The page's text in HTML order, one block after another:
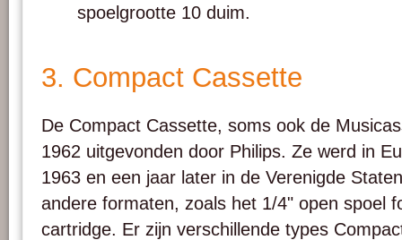
spoelgrootte 10 duim.
3. Compact Cassette
De Compact Cassette, soms ook de
1962 uitgevonden door Philips. Ze werd in
1963 en een jaar later in de Verenigde
andere formaten, zoals het 1/4" open spoel
cartridge. Er zijn verschillende types